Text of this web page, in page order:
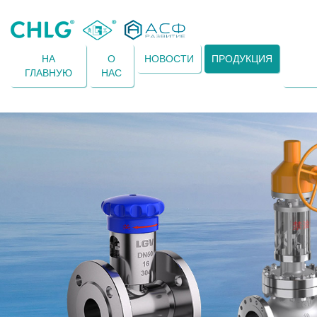
НА
ГЛАВНУЮ
О
НАС
НОВОСТИ ПРОДУКЦИЯ